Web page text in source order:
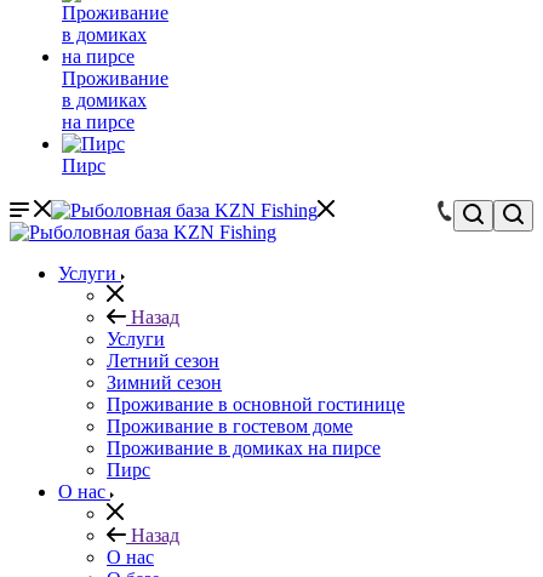
Проживание
в домиках
на пирсе
Пирс
Услуги
Назад
Услуги
Летний сезон
Зимний сезон
Проживание в основной гостинице
Проживание в гостевом доме
Проживание в домиках на пирсе
Пирс
О нас
Назад
О нас